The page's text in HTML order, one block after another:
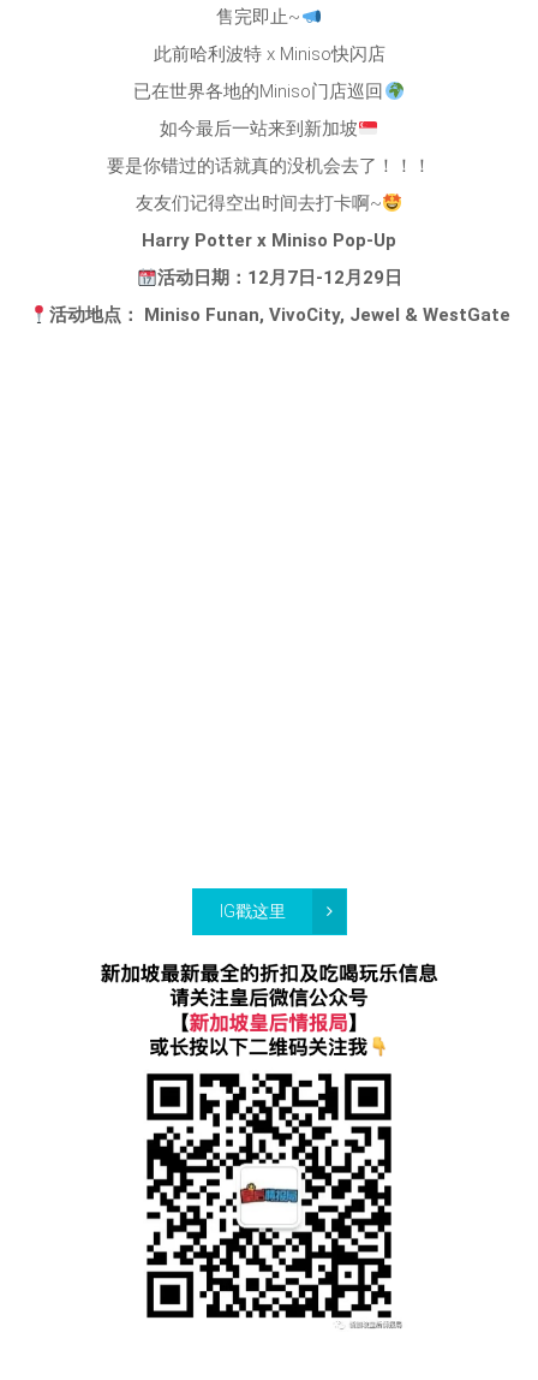
售完即止~
此前哈利波特 x Miniso快闪店
已在世界各地的Miniso门店巡回
如今最后一站来到新加坡
要是你错过的话就真的没机会去了！！！
友友们记得空出时间去打卡啊~
Harry Potter x Miniso Pop-Up
活动日期：12月7日-12月29日
活动地点： Miniso Funan, VivoCity, Jewel & WestGate
IG戳这里